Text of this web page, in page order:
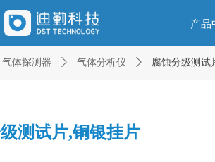
产品
测试片,铜银挂片
气体探测器 ꄲ 气体分析仪 ꄲ 腐蚀分级测试